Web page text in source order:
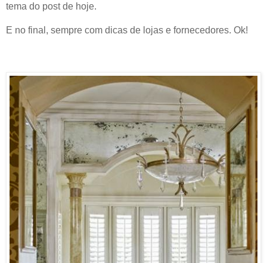
tema do post de hoje.
E no final, sempre com dicas de lojas e fornecedores. Ok!